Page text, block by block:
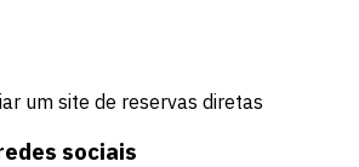
um site de reservas diretas
sociais